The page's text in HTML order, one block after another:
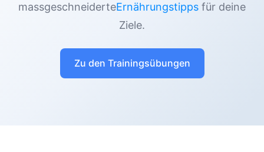
massgeschneiderteErnährungstipps für deine
Ziele.
Zu den Trainingsübungen